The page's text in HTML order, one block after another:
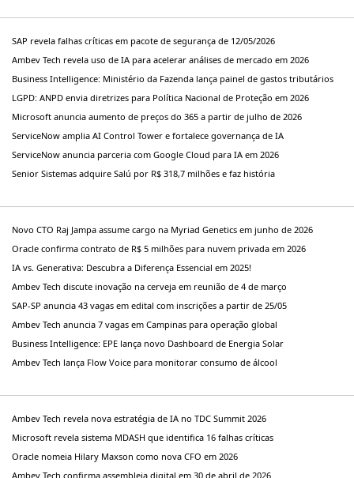
SAP revela falhas críticas em pacote de segurança de 12/05/2026
Ambev Tech revela uso de IA para acelerar análises de mercado em 2026
Business Intelligence: Ministério da Fazenda lança painel de gastos tributários
LGPD: ANPD envia diretrizes para Política Nacional de Proteção em 2026
Microsoft anuncia aumento de preços do 365 a partir de julho de 2026
ServiceNow amplia AI Control Tower e fortalece governança de IA
ServiceNow anuncia parceria com Google Cloud para IA em 2026
Senior Sistemas adquire Salú por R$ 318,7 milhões e faz história
Novo CTO Raj Jampa assume cargo na Myriad Genetics em junho de 2026
Oracle confirma contrato de R$ 5 milhões para nuvem privada em 2026
IA vs. Generativa: Descubra a Diferença Essencial em 2025!
Ambev Tech discute inovação na cerveja em reunião de 4 de março
SAP-SP anuncia 43 vagas em edital com inscrições a partir de 25/05
Ambev Tech anuncia 7 vagas em Campinas para operação global
Business Intelligence: EPE lança novo Dashboard de Energia Solar
Ambev Tech lança Flow Voice para monitorar consumo de álcool
Ambev Tech revela nova estratégia de IA no TDC Summit 2026
Microsoft revela sistema MDASH que identifica 16 falhas críticas
Oracle nomeia Hilary Maxson como nova CFO em 2026
Ambev Tech confirma assembleia digital em 30 de abril de 2026